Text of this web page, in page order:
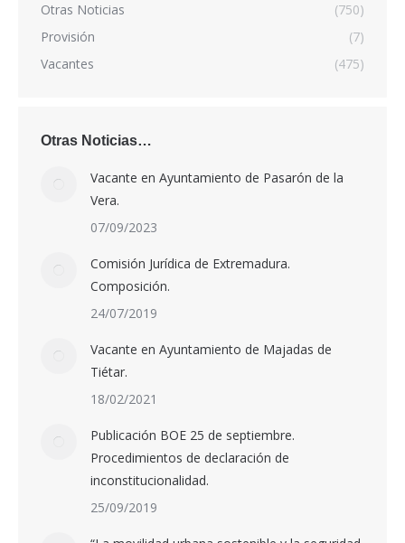
Otras Noticias
(750)
Provisión
(7)
Vacantes
(475)
Otras Noticias…
Vacante en Ayuntamiento de Pasarón de la
Vera.
07/09/2023
Comisión Jurídica de Extremadura.
Composición.
24/07/2019
Vacante en Ayuntamiento de Majadas de
Tiétar.
18/02/2021
Publicación BOE 25 de septiembre.
Procedimientos de declaración de
inconstitucionalidad.
25/09/2019